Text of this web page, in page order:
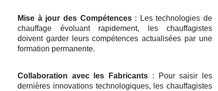
Mise à jour des Compétences: Les technologies de
chauffage évoluant rapidement, les chauffagistes
doivent garder leurs compétences actualisées par une
formation permanente.
Collaboration avec les Fabricants : Pour saisir les
dernières innovations technologiques, les chauffagistes